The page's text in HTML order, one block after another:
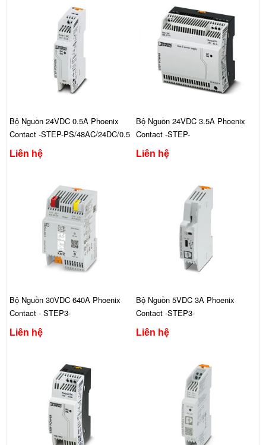
Bộ Nguồn 24VDC 0.5A Phoenix
Contact -STEP-PS/48AC/24DC/0.5
Liên hệ
Bộ Nguồn 24VDC 3.5A Phoenix
Contact -STEP-
PS/277AC/24DC/3.5
Liên hệ
Bộ Nguồn 30VDC 640A Phoenix
Contact - STEP3-
PS/1AC/KNX/640/LPT
Liên hệ
Bộ Nguồn 5VDC 3A Phoenix
Contact -STEP3-
PS/1AC/5DC/3/PT/USB-C
Liên hệ